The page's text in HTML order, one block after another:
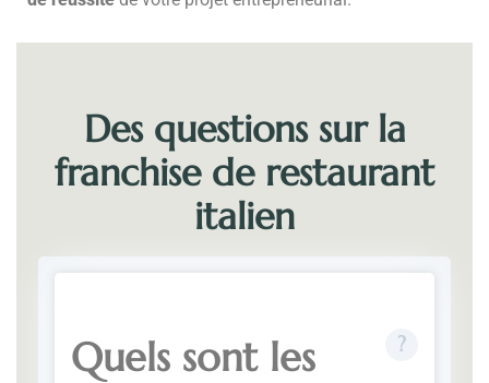
Des questions sur la
franchise de restaurant
italien
Quels sont les